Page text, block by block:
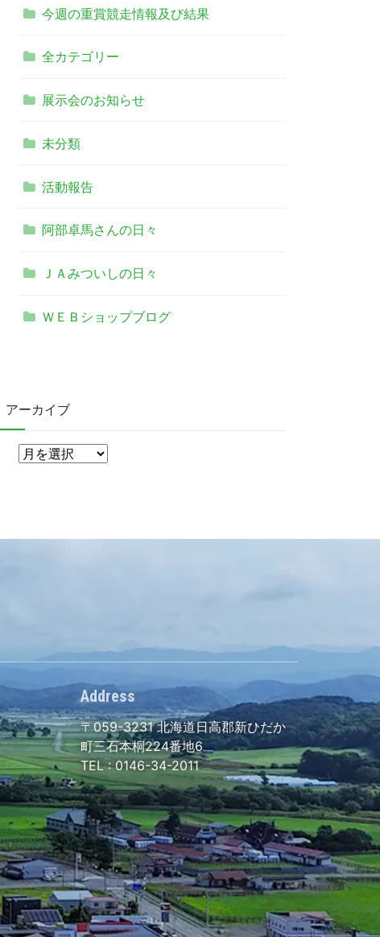
今週の重賞競走情報及び結果
全カテゴリー
展示会のお知らせ
未分類
活動報告
阿部卓馬さんの日々
ＪＡみついしの日々
ＷＥＢショップブログ
アーカイブ
ア
Address
〒059-3231北海道日高郡新ひだか
町三石本桐224番地6
TEL :0146-34-2011